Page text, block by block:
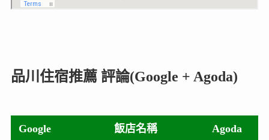
品川住宿推薦 評論(Google + Agoda)
Google 飯店名稱 Agoda